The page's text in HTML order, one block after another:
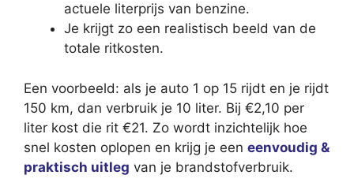
actuele literprijs van benzine.
Je krijgt zo een realistisch beeld van de
totale ritkosten.
Een voorbeeld: als je auto 1 op 15 rijdt en je rijdt
150 km, dan verbruik je 10 liter. Bij €2,10 per
liter kost die rit €21. Zo wordt inzichtelijk hoe
snel kosten oplopen en krijg je een eenvoudig &
praktisch uitleg van je brandstofverbruik.